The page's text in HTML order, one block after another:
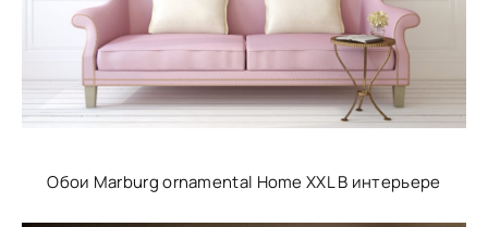
Обои Marburg ornamental Home XXL В интерьере